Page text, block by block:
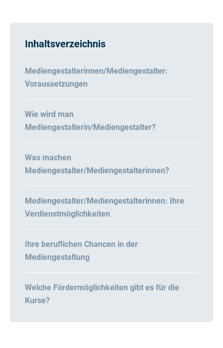
Inhaltsverzeichnis
Mediengestalterinnen/Mediengestalter:
Voraussetzungen
Wie wird man
Mediengestalterin/Mediengestalter?
Was machen
Mediengestalter/Mediengestalterinnen?
Mediengestalter/Mediengestalterinnen: Ihre
Verdienstmöglichkeiten
Ihre beruflichen Chancen in der
Mediengestaltung
Welche Fördermöglichkeiten gibt es für die
Kurse?